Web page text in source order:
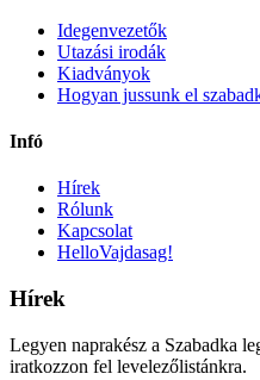
Idegenvezetők
Utazási irodák
Kiadványok
Hogyan jussunk el
Infó
Hírek
Rólunk
Kapcsolat
HelloVajdasag!
Hírek
Legyen naprakész a Szabadka
iratkozzon fel levelezőlistánkra.